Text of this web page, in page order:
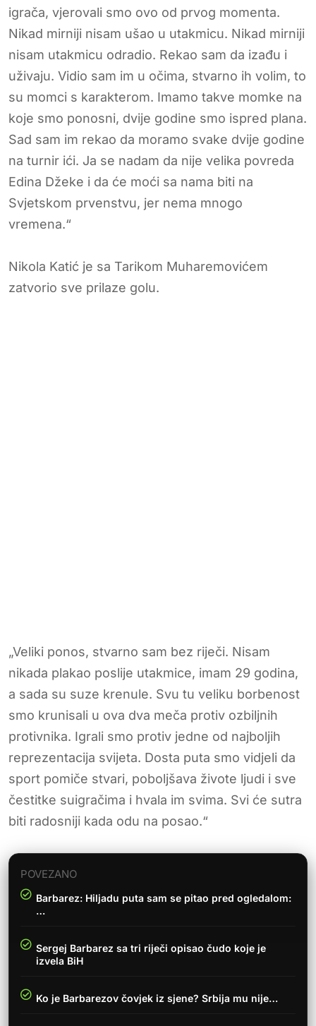
igrača, vjerovali smo ovo od prvog momenta.
Nikad mirniji nisam ušao u utakmicu. Nikad mirniji
nisam utakmicu odradio. Rekao sam da izađu i
uživaju. Vidio sam im u očima, stvarno ih volim, to
su momci s karakterom. Imamo takve momke na
koje smo ponosni, dvije godine smo ispred plana.
Sad sam im rekao da moramo svake dvije godine
na turnir ići. Ja se nadam da nije velika povreda
Edina Džeke i da će moći sa nama biti na
Svjetskom prvenstvu, jer nema mnogo
vremena.“
Nikola Katić je sa Tarikom Muharemovićem
zatvorio sve prilaze golu.
„Veliki ponos, stvarno sam bez riječi. Nisam
nikada plakao poslije utakmice, imam 29 godina,
a sada su suze krenule. Svu tu veliku borbenost
smo krunisali u ova dva meča protiv ozbiljnih
protivnika. Igrali smo protiv jedne od najboljih
reprezentacija svijeta. Dosta puta smo vidjeli da
sport pomiče stvari, poboljšava živote ljudi i sve
čestitke suigračima i hvala im svima. Svi će sutra
biti radosniji kada odu na posao.“
POVEZANO
Barbarez: Hiljadu puta sam se pitao pred ogledalom:
…
Sergej Barbarez sa tri riječi opisao čudo koje je
izvela BiH
Ko je Barbarezov čovjek iz sjene? Srbija mu nije…